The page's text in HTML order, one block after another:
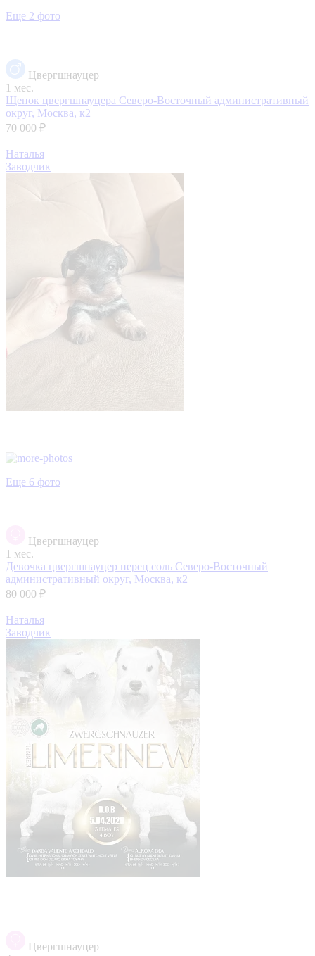
Еще 2 фото
Цвергшнауцер
1 мес.
Щенок цвергшнауцера Северо-Восточный административный
округ, Москва, к2
70 000 ₽
Наталья
Заводчик
Еще 6 фото
Цвергшнауцер
1 мес.
Девочка цвергшнауцер перец соль Северо-Восточный
административный округ, Москва, к2
80 000 ₽
Наталья
Заводчик
Цвергшнауцер